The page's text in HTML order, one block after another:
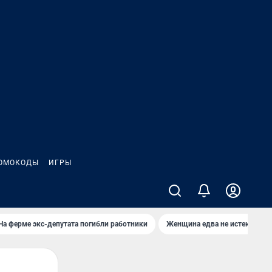
ИГРЫ
ферме экс-депутата погибли работники Женщина едва не истекла